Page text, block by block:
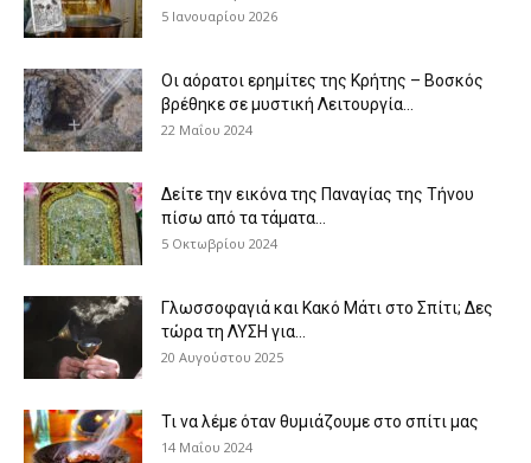
5 Ιανουαρίου 2026
Οι αόρατοι ερημίτες της Κρήτης – Βοσκός
βρέθηκε σε μυστική Λειτουργία...
22 Μαΐου 2024
Δείτε την εικόνα της Παναγίας της Τήνου
πίσω από τα τάματα...
5 Οκτωβρίου 2024
Γλωσσοφαγιά και Κακό Μάτι στο Σπίτι; Δες
τώρα τη ΛΥΣΗ για...
20 Αυγούστου 2025
Τι να λέμε όταν θυμιάζουμε στο σπίτι μας
14 Μαΐου 2024